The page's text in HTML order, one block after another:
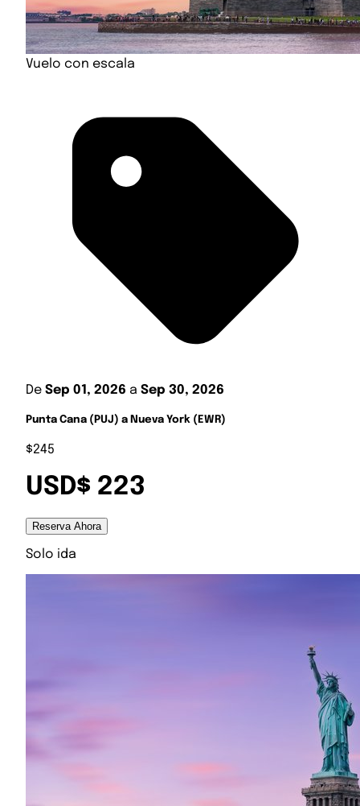
Vuelo con escala
De Sep 01, 2026 a Sep 30, 2026
Punta Cana (PUJ) a Nueva York (EWR)
$245
USD$ 223
Reserva Ahora
Solo ida